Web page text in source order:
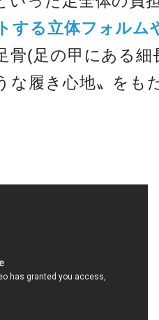
する立体フォルム
骨(足の甲にある
な履き心地〟をも